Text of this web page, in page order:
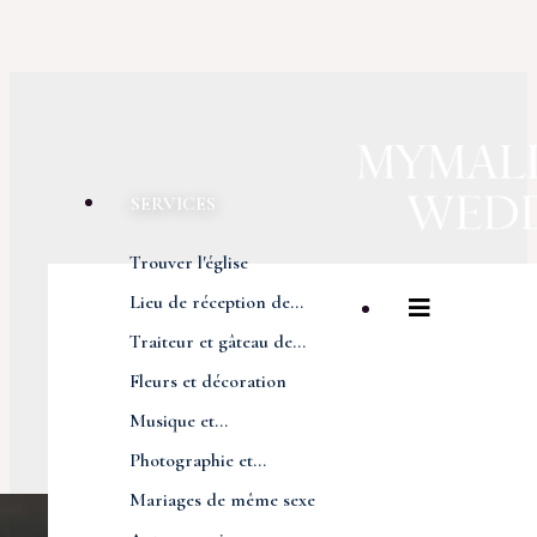
SERVICES
Trouver l'église
Lieu de réception de...
Traiteur et gâteau de...
Fleurs et décoration
Musique et...
Photographie et...
Mariages de même sexe